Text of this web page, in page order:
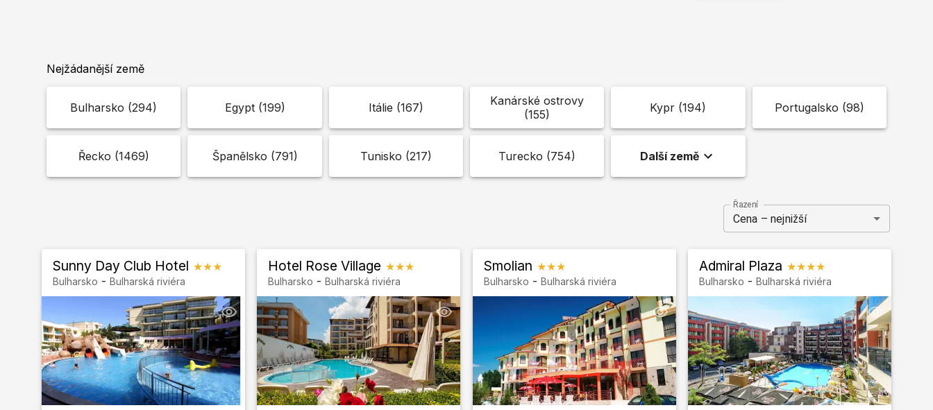
Nejžádanější země
Bulharsko (294) Egypt(199) Itálie (167)
Kanárské ostrovy
(155) Kypr (194) Portugalsko (98)
Řecko (1469) Španělsko (791) Tunisko (217) Turecko (754) Další země
Řazení
Cena – nejnižší
Sunny Day Club Hotel ★★★
Bulharsko - Bulharská riviéra
Hotel Rose Village ★★★
Bulharsko -Bulharská riviéra
Smolian ★★★
Bulharsko - Bulharská riviéra
Admiral Plaza ★★★★
Bulharsko -Bulharská riviéra